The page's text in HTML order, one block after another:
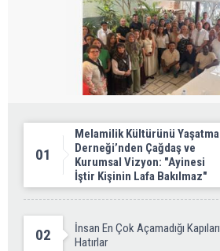
01
Melamilik Kültürünü Yaşatma
Derneği’nden Çağdaş ve
Kurumsal Vizyon: "Ayinesi
İştir Kişinin Lafa Bakılmaz"
02
İnsan En Çok Açamadığı Kapıları
Hatırlar